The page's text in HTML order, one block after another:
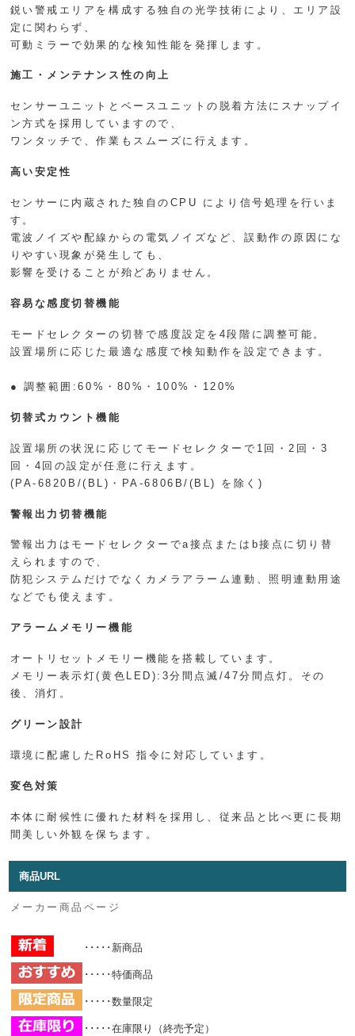
鋭い警戒エリアを構成する独自の光学技術により、エリア設
定に関わらず、
可動ミラーで効果的な検知性能を発揮します。
施工・メンテナンス性の向上
センサーユニットとベースユニットの脱着方法にスナップイ
ン方式を採用していますので、
ワンタッチで、作業もスムーズに行えます。
高い安定性
センサーに内蔵された独自のCPU により信号処理を行いま
す。
電波ノイズや配線からの電気ノイズなど、誤動作の原因にな
りやすい現象が発生しても、
影響を受けることが殆どありません。
容易な感度切替機能
モードセレクターの切替で感度設定を4段階に調整可能。
設置場所に応じた最適な感度で検知動作を設定できます。
● 調整範囲:60%・80%・100%・120%
切替式カウント機能
設置場所の状況に応じてモードセレクターで1回・2回・3
回・4回の設定が任意に行えます。
(PA-6820B/(BL)・PA-6806B/(BL) を除く)
警報出力切替機能
警報出力はモードセレクターでa接点またはb接点に切り替
えられますので、
防犯システムだけでなくカメラアラーム連動、照明連動用途
などでも使えます。
アラームメモリー機能
オートリセットメモリー機能を搭載しています。
メモリー表示灯(黄色LED):3分間点滅/47分間点灯。その
後、消灯。
グリーン設計
環境に配慮したRoHS 指令に対応しています。
変色対策
本体に耐候性に優れた材料を採用し、従来品と比べ更に長期
間美しい外観を保ちます。
商品URL
メーカー商品ページ
･････新商品
･････特価商品
･････数量限定
･････在庫限り（終売予定）